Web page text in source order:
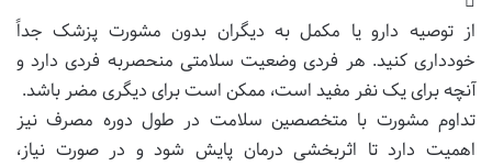
از توصیه دارو یا مکمل به دیگران بدون مشورت پزشک جداً
خودداری کنید. هر فردی وضعیت سلامتی منحصربه فردی دارد و
آنچه برای یک نفر مفید است، ممکن است برای دیگری مضر باشد.
تداوم مشورت با متخصصین سلامت در طول دوره مصرف نیز
اهمیت دارد تا اثربخشی درمان پایش شود و در صورت نیاز،